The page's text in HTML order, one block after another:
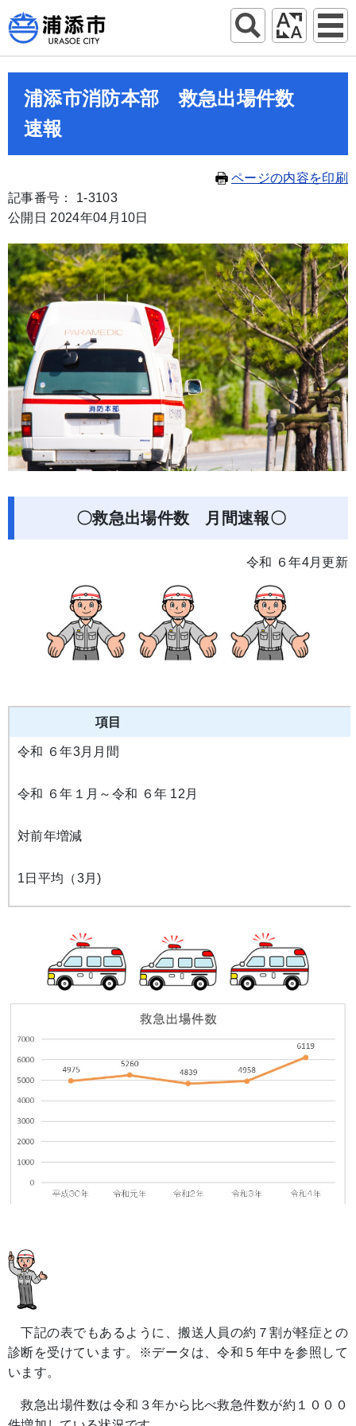
浦添市消防本部 救急出場件数
速報
ページの内容を印刷
記事番号： 1-3103
公開日 2024年04月10日
〇救急出場件数 月間速報〇
令和 ６年4月更新
項目
令和 ６年3月月間
令和 ６年１月～令和 ６年 12月
対前年増減
1日平均（3月)
下記の表でもあるように、搬送人員の約７割が軽症との
診断を受けています。※データは、令和５年中を参照して
います。
救急出場件数は令和３年から比べ救急件数が約１０００